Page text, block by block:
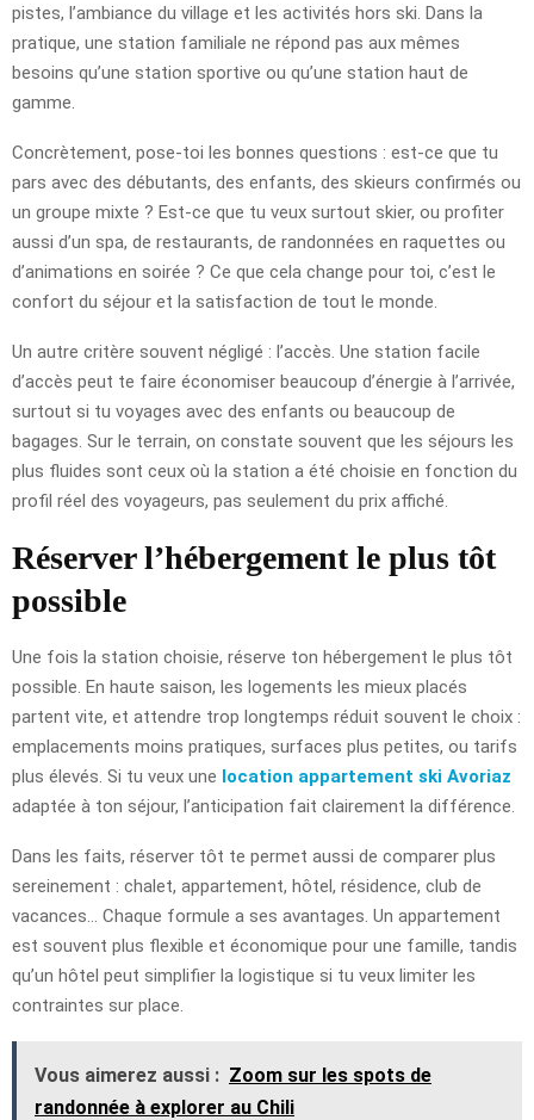
pistes, l’ambiance du village et les activités hors ski. Dans la
pratique, une station familiale ne répond pas aux mêmes
besoins qu’une station sportive ou qu’une station haut de
gamme.
Concrètement, pose-toi les bonnes questions : est-ce que tu
pars avec des débutants, des enfants, des skieurs confirmés ou
un groupe mixte ? Est-ce que tu veux surtout skier, ou profiter
aussi d’un spa, de restaurants, de randonnées en raquettes ou
d’animations en soirée ? Ce que cela change pour toi, c’est le
confort du séjour et la satisfaction de tout le monde.
Un autre critère souvent négligé : l’accès. Une station facile
d’accès peut te faire économiser beaucoup d’énergie à l’arrivée,
surtout si tu voyages avec des enfants ou beaucoup de
bagages. Sur le terrain, on constate souvent que les séjours les
plus fluides sont ceux où la station a été choisie en fonction du
profil réel des voyageurs, pas seulement du prix affiché.
Réserver l’hébergement le plus tôt
possible
Une fois la station choisie, réserve ton hébergement le plus tôt
possible. En haute saison, les logements les mieux placés
partent vite, et attendre trop longtemps réduit souvent le choix :
emplacements moins pratiques, surfaces plus petites, ou tarifs
plus élevés. Si tu veux une location appartement ski Avoriaz
adaptée à ton séjour, l’anticipation fait clairement la différence.
Dans les faits, réserver tôt te permet aussi de comparer plus
sereinement : chalet, appartement, hôtel, résidence, club de
vacances… Chaque formule a ses avantages. Un appartement
est souvent plus flexible et économique pour une famille, tandis
qu’un hôtel peut simplifier la logistique si tu veux limiter les
contraintes sur place.
Vous aimerez aussi : Zoom sur les spots de
randonnée à explorer au Chili